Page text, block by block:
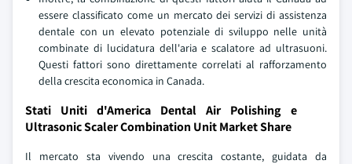
essere classificato come un mercato dei servizi di assistenza
dentale con un elevato potenziale di sviluppo nelle unità
combinate di lucidatura dell'aria e scalatore ad ultrasuoni.
Questi fattori sono direttamente correlati al rafforzamento
della crescita economica in Canada.
Stati Uniti d'America Dental Air Polishing e
Ultrasonic Scaler Combination Unit Market Share
Il mercato sta vivendo una crescita costante, guidata da